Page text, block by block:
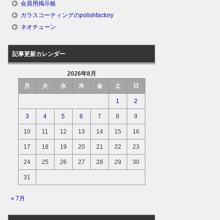
会員用掲示板
ガラスコーティングのpolishfactory
ネオチューン
記事更新カレンダー
2026年8月
月
火 水 木 金 土 日
1 2
3 4 5 6 7 8 9
10 11 12 13 14 15 16
17 18 19 20 21 22 23
24 25 26 27 28 29 30
31
« 7月